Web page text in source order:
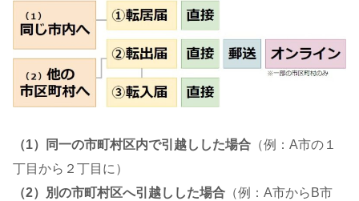
（1）同一の市町村区内で引越しした場合 （例：A市の１
丁目から２丁目に）
（2）別の市町村区へ引越しした場合 （例：A市からB市